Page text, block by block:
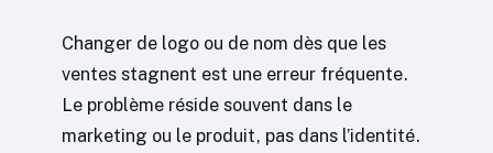
Changer de logo ou de nom dès que les
ventes stagnent est une erreur fréquente.
Le problème réside souvent dans le
marketing ou le produit, pas dans l’identité.